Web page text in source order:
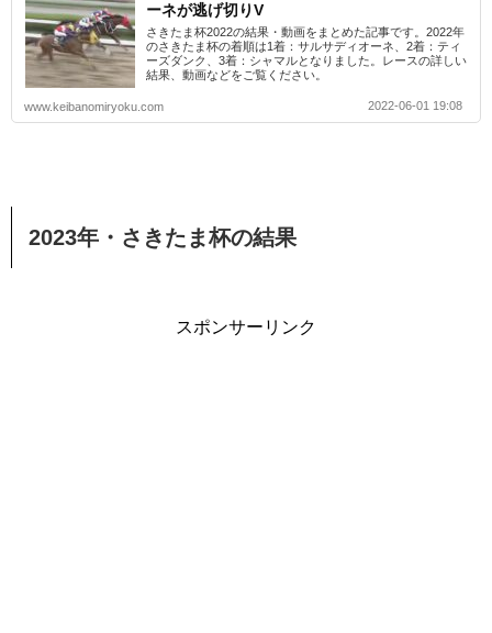
ーネが逃げ切りV
さきたま杯2022の結果・動画をまとめた記事です。2022年
のさきたま杯の着順は1着：サルサディオーネ、2着：ティ
ーズダンク、3着：シャマルとなりました。レースの詳しい
結果、動画などをご覧ください。
www.keibanomiryoku.com 2022-06-01 19:08
2023年・さきたま杯の結果
スポンサーリンク